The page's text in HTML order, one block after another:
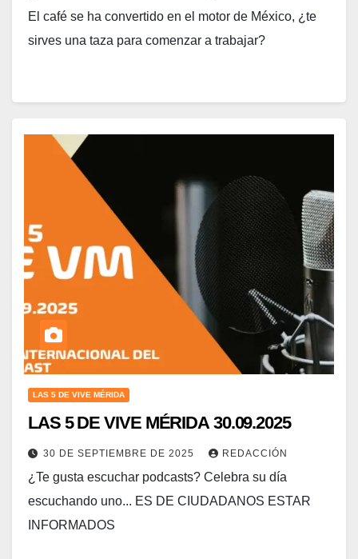
El café se ha convertido en el motor de México, ¿te
sirves una taza para comenzar a trabajar?
LAS 5 DE VIVE MÉRIDA
LAS 5 DE VIVE MÉRIDA 30.09.2025
30 DE SEPTIEMBRE DE 2025 REDACCIÓN
¿Te gusta escuchar podcasts? Celebra su día
escuchando uno... ES DE CIUDADANOS ESTAR
INFORMADOS